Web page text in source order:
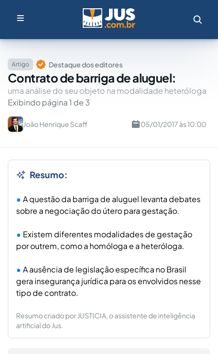
Artigo Destaque dos editores
Contrato de barriga de aluguel:
uma análise do seu objeto na modalidade heteróloga
Exibindo página 1 de 3
João Henrique Scaff 05/01/2017 às 10:00
Resumo:
A questão da barriga de aluguel levanta debates
sobre a negociação do útero para gestação.
Existem diferentes modalidades de gestação
por outrem, como a homóloga e a heteróloga.
A ausência de legislação específica no Brasil
gera insegurança jurídica para os envolvidos nesse
tipo de contrato.
Resumo criado por JUSTICIA, o assistente de inteligência
artificial do Jus.